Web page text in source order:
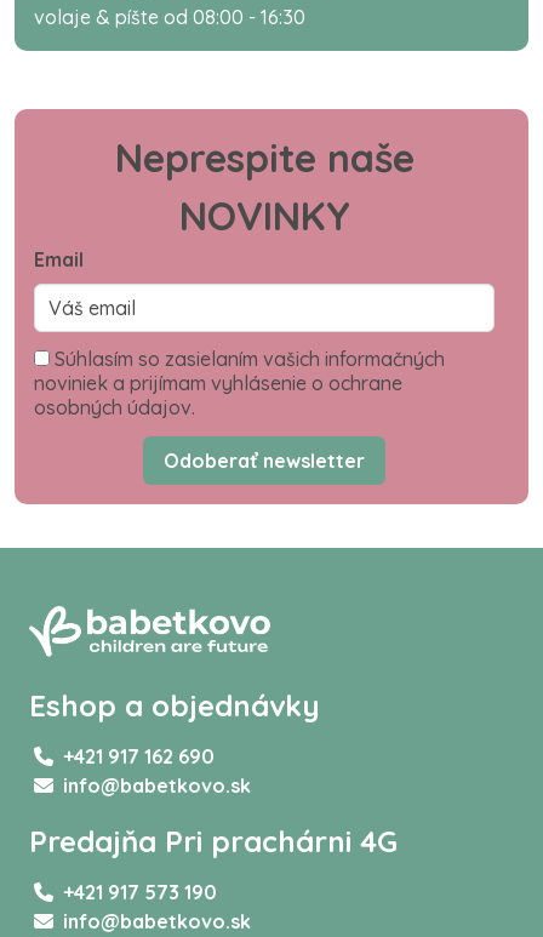
volaje & píšte od 08:00 - 16:30
Neprespite naše
NOVINKY
Email
Súhlasím so zasielaním vašich informačných
noviniek a prijímam vyhlásenie o ochrane
osobných údajov.
Odoberať newsletter
Eshop a objednávky
+421 917 162 690
info@babetkovo.sk
Predajňa Pri prachárni 4G
+421 917 573 190
info@babetkovo.sk